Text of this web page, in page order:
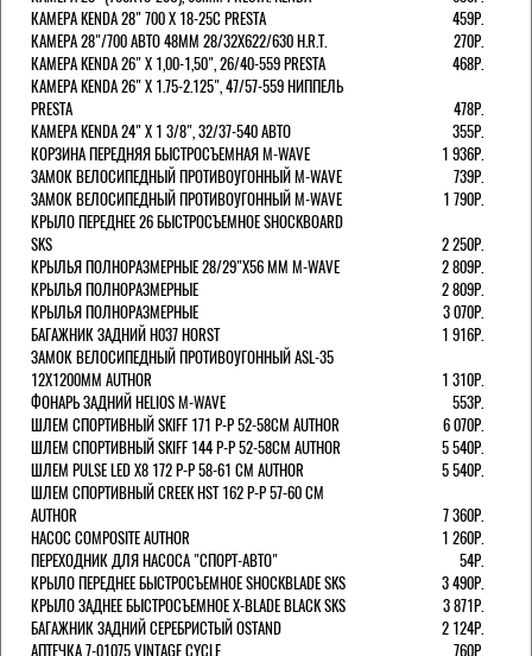
КАМЕРА KENDA 28" 700 Х 18-25С PRESTA
459Р.
КАМЕРА 28"/700 АВТО 48ММ 28/32Х622/630 H.R.T.
270Р.
КАМЕРА KENDA 26" Х 1,00-1,50", 26/40-559 PRESTA
468Р.
КАМЕРА KENDA 26" Х 1.75-2.125", 47/57-559 НИППЕЛЬ
PRESTA
478Р.
КАМЕРА KENDA 24" Х 1 3/8", 32/37-540 АВТО
355Р.
КОРЗИНА ПЕРЕДНЯЯ БЫСТРОСЪЕМНАЯ M-WAVE
1 936Р.
ЗАМОК ВЕЛОСИПЕДНЫЙ ПРОТИВОУГОННЫЙ M-WAVE
739Р.
ЗАМОК ВЕЛОСИПЕДНЫЙ ПРОТИВОУГОННЫЙ M-WAVE
1 790Р.
КРЫЛО ПЕРЕДНЕЕ 26 БЫСТРОСЪЕМНОЕ SHOCKBOARD
SKS
2 250Р.
КРЫЛЬЯ ПОЛНОРАЗМЕРНЫЕ 28/29"Х56 ММ M-WAVE
2 809Р.
КРЫЛЬЯ ПОЛНОРАЗМЕРНЫЕ
2 809Р.
КРЫЛЬЯ ПОЛНОРАЗМЕРНЫЕ
3 070Р.
БАГАЖНИК ЗАДНИЙ H037 HORST
1 916Р.
ЗАМОК ВЕЛОСИПЕДНЫЙ ПРОТИВОУГОННЫЙ ASL-35
12Х1200ММ AUTHOR
1 310Р.
ФОНАРЬ ЗАДНИЙ HELIOS M-WAVE
553Р.
ШЛЕМ СПОРТИВНЫЙ SKIFF 171 Р-Р 52-58СМ AUTHOR
6 070Р.
ШЛЕМ СПОРТИВНЫЙ SKIFF 144 Р-Р 52-58СМ AUTHOR
5 540Р.
ШЛЕМ PULSE LED X8 172 Р-Р 58-61 СМ AUTHOR
5 540Р.
ШЛЕМ СПОРТИВНЫЙ CREEK HST 162 Р-Р 57-60 СМ
AUTHOR
7 360Р.
НАСОС COMPOSITE AUTHOR
1 260Р.
ПЕРЕХОДНИК ДЛЯ НАСОСА "СПОРТ-АВТО"
54Р.
КРЫЛО ПЕРЕДНЕЕ БЫСТРОСЪЕМНОЕ SHOCKBLADE SKS
3 490Р.
КРЫЛО ЗАДНЕЕ БЫСТРОСЪЕМНОЕ X-BLADE BLACK SKS
3 871Р.
БАГАЖНИК ЗАДНИЙ СЕРЕБРИСТЫЙ OSTAND
2 124Р.
АПТЕЧКА 7-01075 VINTAGE CYCLE
760Р.